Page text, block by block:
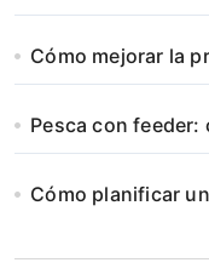
Cómo mejorar la
Pesca con feeder:
Cómo planificar